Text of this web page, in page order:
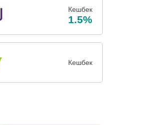
Кешбек
1.5%
Кешбек